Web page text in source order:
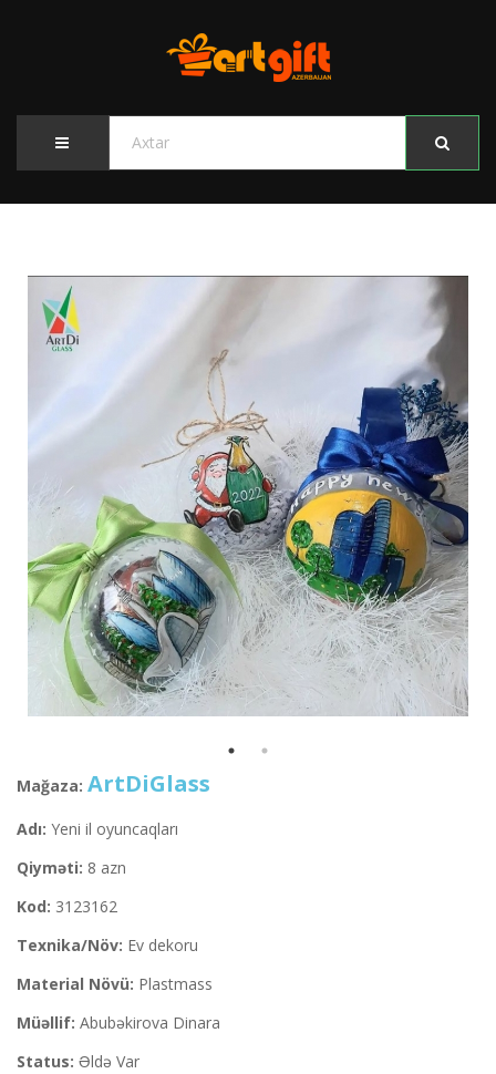
Mağaza: ArtDiGlass
Adı: Yeni il oyuncaqları
Qiyməti: 8 azn
Kod: 3123162
Texnika/Növ: Ev dekoru
Material Növü: Plastmass
Müəllif: Abubəkirova Dinara
Status: Əldə Var